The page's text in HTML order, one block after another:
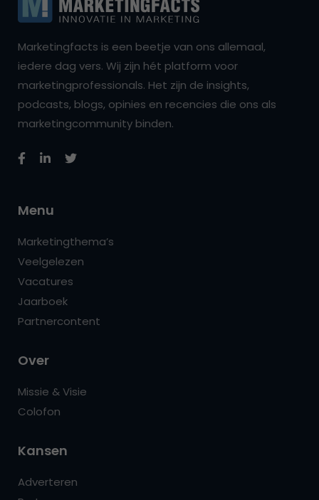
Marketingfacts is een beetje van ons allemaal,
iedere dag vers. Wij zijn hét platform voor
marketingprofessionals. Het zijn de insights,
podcasts, blogs, opinies en recencies die ons als
marketingcommunity binden.
Menu
Marketingthema’s
Veelgelezen
Vacatures
Jaarboek
Partnercontent
Over
Missie & Visie
Colofon
Kansen
Adverteren